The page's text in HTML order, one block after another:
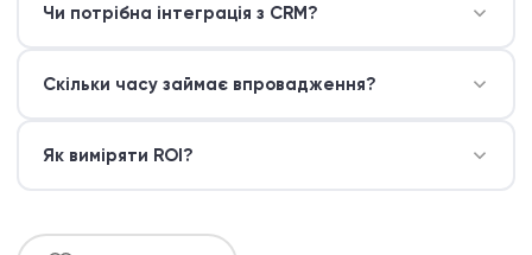
та українським стандартам.
Чи потрібна інтеграція з CRM?
допомагає з налаштуванням.
Скільки часу займає впровадження?
навчання — до місяця.
Як виміряти ROI?
задоволеність клієнтів до і після запуску. Готові